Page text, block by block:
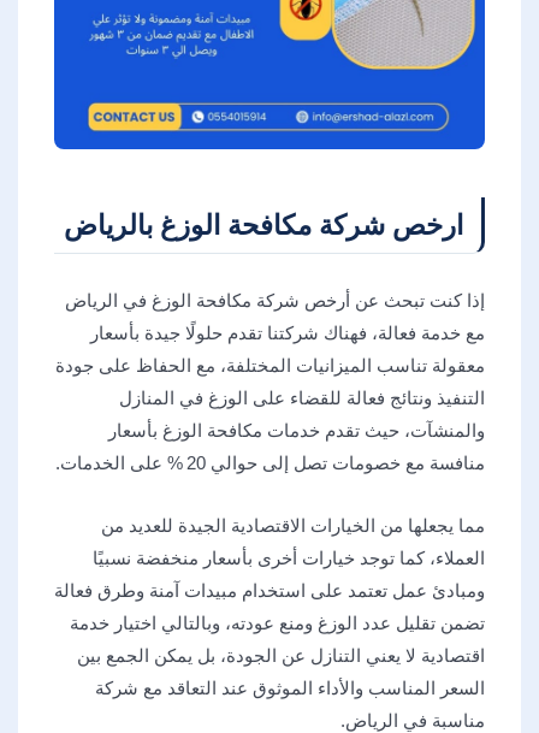
ارخص شركة مكافحة الوزغ بالرياض
إذا كنت تبحث عن أرخص شركة مكافحة الوزغ في الرياض
مع خدمة فعالة، فهناك شركتنا تقدم حلولًا جيدة بأسعار
معقولة تناسب الميزانيات المختلفة، مع الحفاظ على جودة
التنفيذ ونتائج فعالة للقضاء على الوزغ في المنازل
والمنشآت، حيث تقدم خدمات مكافحة الوزغ بأسعار
منافسة مع خصومات تصل إلى حوالي 20 % على الخدمات.
مما يجعلها من الخيارات الاقتصادية الجيدة للعديد من
العملاء، كما توجد خيارات أخرى بأسعار منخفضة نسبيًا
ومبادئ عمل تعتمد على استخدام مبيدات آمنة وطرق فعالة
تضمن تقليل عدد الوزغ ومنع عودته، وبالتالي اختيار خدمة
اقتصادية لا يعني التنازل عن الجودة، بل يمكن الجمع بين
السعر المناسب والأداء الموثوق عند التعاقد مع شركة
مناسبة في الرياض.